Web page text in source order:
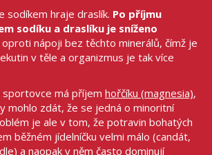
sodíkem hraje draslík. Po příjmu
sodíku a draslíku je sníženo
oproti nápoji bez těchto minerálů, čímž je
v těle a organizmus je tak více
sportovce má příjem hořčíku (magnesia),
mohlo zdát, že se jedná o minoritní
je ale v tom, že potravin bohatých
běžném jídelníčku velmi málo (candát,
a naopak v něm často dominují